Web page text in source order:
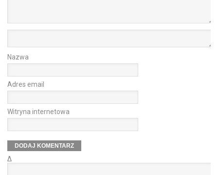
Nazwa
Adres email
Witryna internetowa
Δ